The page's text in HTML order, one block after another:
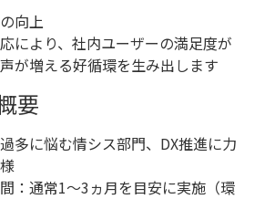
向上
により、社内ユーザーの満足度が
が増える好循環を生み出します
要
多に悩む情シス部門、DX推進に力
：通常1～3ヵ月を目安に実施（環